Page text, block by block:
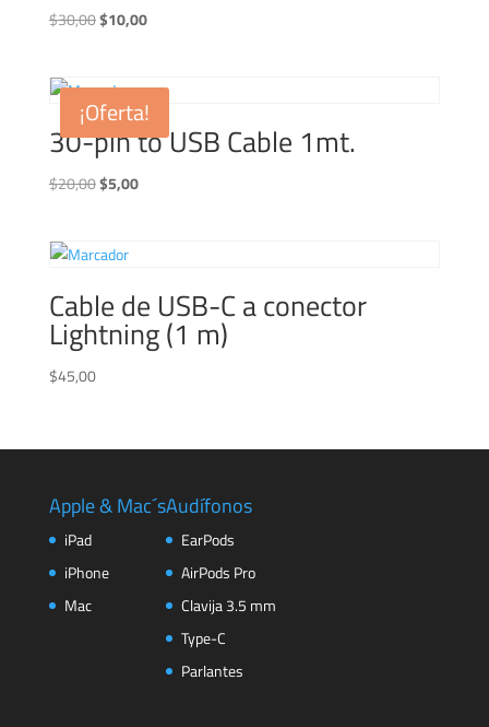
$30,00El
era:
$30,00.
$10,00El
es:
$10,00.
¡Oferta!
30-pin to USB Cable 1mt.
$20,00El
era:
$5,00El
Cable de USB-C a conector
Lightning (1 m)
$45,00
Apple & Mac´s
iPad
iPhone
Mac
Audífonos
EarPods
AirPods Pro
Clavija 3.5 mm
Type-C
Parlantes